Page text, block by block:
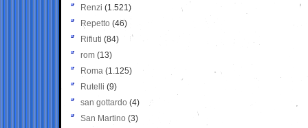
Renzi (1.521)
Repetto (46)
Rifiuti (84)
rom (13)
Roma (1.125)
Rutelli (9)
san gottardo (4)
San Martino (3)